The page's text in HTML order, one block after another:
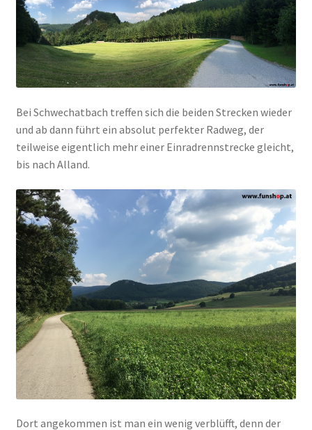
Bei Schwechatbach treffen sich die beiden Strecken wieder
und ab dann führt ein absolut perfekter Radweg, der
teilweise eigentlich mehr einer Einradrennstrecke gleicht,
bis nach Alland.
Dort angekommen ist man ein wenig verblüfft, denn der